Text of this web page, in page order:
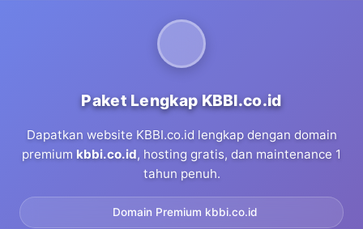
Paket Lengkap KBBI.co.id
Dapatkan website KBBI.co.id lengkap dengan domain
premium kbbi.co.id, hosting gratis, dan maintenance 1
tahun penuh.
Domain Premium kbbi.co.id